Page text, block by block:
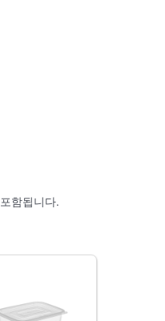
함됩니다.